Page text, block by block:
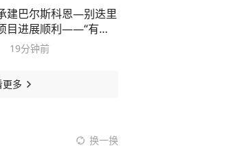
建巴尔斯科恩—别迭里
目进展顺利——“有路
，就有发展机遇”（中
19分钟前
更多
换一换